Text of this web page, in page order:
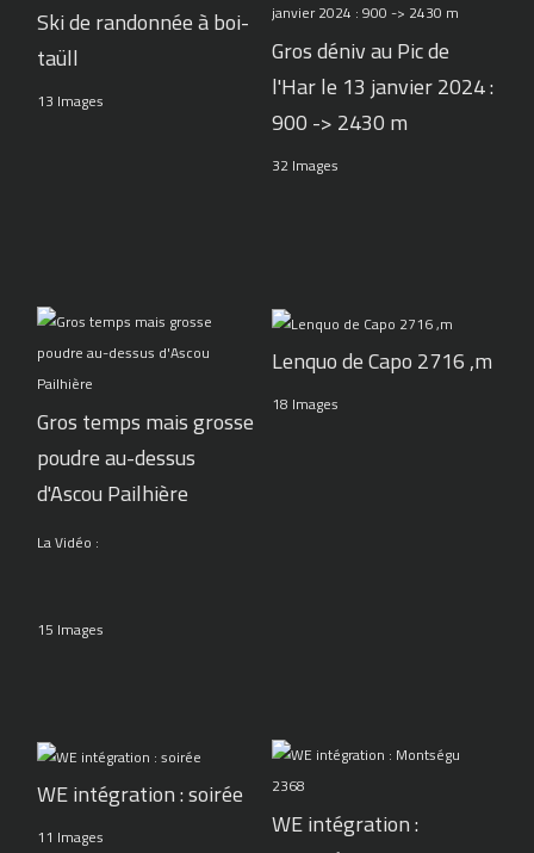
Ski de randonnée à boi-
taüll
13 Images
Gros déniv au Pic de
l'Har le 13 janvier 2024 :
900 -> 2430 m
32 Images
Gros temps mais grosse
poudre au-dessus
d'Ascou Pailhière
La Vidéo :
15 Images
Lenquo de Capo 2716 ,m
18 Images
WE intégration : soirée
11 Images
WE intégration :